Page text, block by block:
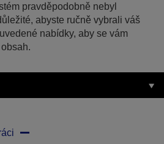
pravděpodobně nebyl
abyste ručně vybrali váš
nabídky, aby se vám